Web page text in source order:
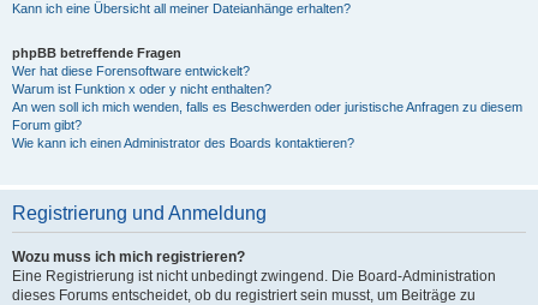
Kann ich eine Übersicht all meiner Dateianhänge erhalten?
phpBB betreffende Fragen
Wer hat diese Forensoftware entwickelt?
Warum ist Funktion x oder y nicht enthalten?
An wen soll ich mich wenden, falls es Beschwerden oder juristische Anfragen zu diesem
Forum gibt?
Wie kann ich einen Administrator des Boards kontaktieren?
Registrierung und Anmeldung
Wozu muss ich mich registrieren?
Eine Registrierung ist nicht unbedingt zwingend. Die Board-Administration
dieses Forums entscheidet, ob du registriert sein musst, um Beiträge zu